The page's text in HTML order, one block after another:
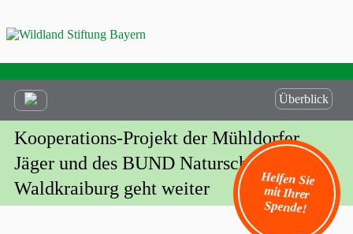
Helfen Sie
mit Ihrer
Spende!
Überblick
Kooperations-Projekt der Mühldorfer
Jäger und des BUND Naturschutz
Waldkraiburg geht weiter